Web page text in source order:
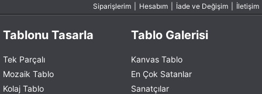
Siparişlerim Hesabım İade ve Değişim İletişim
Tablonu Tasarla
Tek Parçalı
Mozaik Tablo
Kolaj Tablo
Tablo Galerisi
Kanvas Tablo
En Çok Satanlar
Sanatçılar